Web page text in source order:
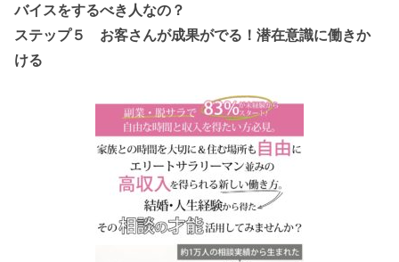
バイスをするべき人なの？
ステップ５ お客さんが成果がでる！潜在意識に働きか
ける